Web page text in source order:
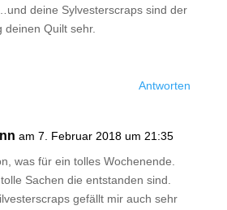
deine Sylvesterscraps sind der
deinen Quilt sehr.
Antworten
am 7. Februar 2018 um 21:35
was für ein tolles Wochenende.
Sachen die entstanden sind.
gefällt mir auch sehr